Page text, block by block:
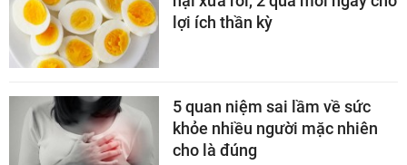
lợi ích thần kỳ
5 quan niệm sai lầm về sức
khỏe nhiều người mặc nhiên
cho là đúng